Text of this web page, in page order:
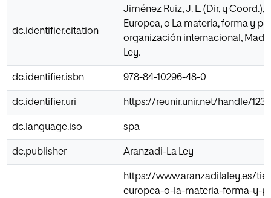
dc.identifier.citation
Jiménez Ruiz, J. L. (Dir, y Coord.),
Europea, o La materia, forma y
organización internacional,
Ley.
dc.identifier.isbn 978-84-10296-48-0
dc.identifier.uri https://reunir.unir.net/handle/
dc.language.iso spa
dc.publisher Aranzadi-La Ley
https://www.aranzadilaley.es/
europea-o-la-materia-forma-y-